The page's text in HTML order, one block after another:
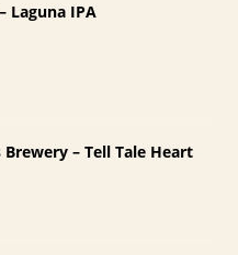
Laguna IPA
– Tell Tale Heart